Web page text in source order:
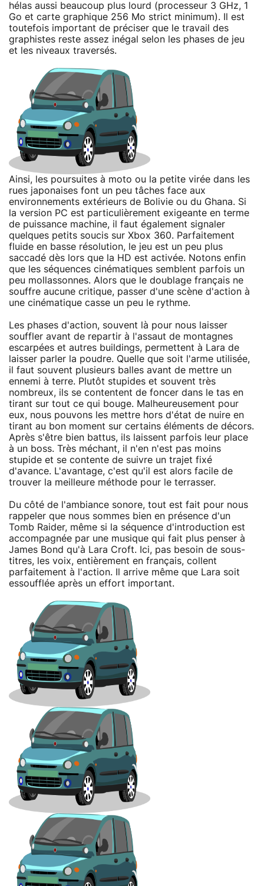
hélas aussi beaucoup plus lourd (processeur 3 GHz, 1
Go et carte graphique 256 Mo strict minimum). Il est
toutefois important de préciser que le travail des
graphistes reste assez inégal selon les phases de jeu
et les niveaux traversés.
Ainsi, les poursuites à moto ou la petite virée dans les
rues japonaises font un peu tâches face aux
environnements extérieurs de Bolivie ou du Ghana. Si
la version PC est particulièrement exigeante en terme
de puissance machine, il faut également signaler
quelques petits soucis sur Xbox 360. Parfaitement
fluide en basse résolution, le jeu est un peu plus
saccadé dès lors que la HD est activée. Notons enfin
que les séquences cinématiques semblent parfois un
peu mollassonnes. Alors que le doublage français ne
souffre aucune critique, passer d'une scène d'action à
une cinématique casse un peu le rythme.
Les phases d'action, souvent là pour nous laisser
souffler avant de repartir à l'assaut de montagnes
escarpées et autres buildings, permettent à Lara de
laisser parler la poudre. Quelle que soit l'arme utilisée,
il faut souvent plusieurs balles avant de mettre un
ennemi à terre. Plutôt stupides et souvent très
nombreux, ils se contentent de foncer dans le tas en
tirant sur tout ce qui bouge. Malheureusement pour
eux, nous pouvons les mettre hors d'état de nuire en
tirant au bon moment sur certains éléments de décors.
Après s'être bien battus, ils laissent parfois leur place
à un boss. Très méchant, il n'en n'est pas moins
stupide et se contente de suivre un trajet fixé
d'avance. L'avantage, c'est qu'il est alors facile de
trouver la meilleure méthode pour le terrasser.
Du côté de l'ambiance sonore, tout est fait pour nous
rappeler que nous sommes bien en présence d'un
Tomb Raider, même si la séquence d'introduction est
accompagnée par une musique qui fait plus penser à
James Bond qu'à Lara Croft. Ici, pas besoin de sous-
titres, les voix, entièrement en français, collent
parfaitement à l'action. Il arrive même que Lara soit
essoufflée après un effort important.